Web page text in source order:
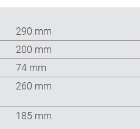
290 mm
200 mm
74 mm
260 mm
185 mm